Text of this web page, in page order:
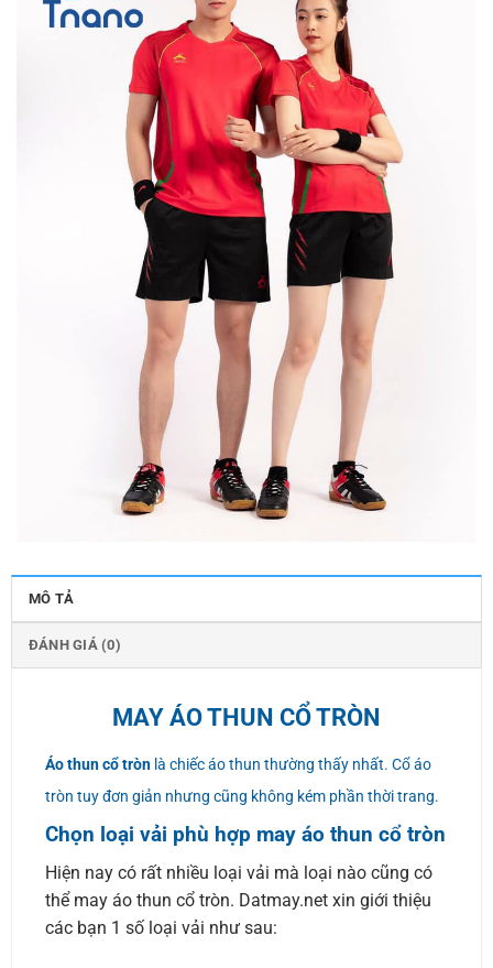
MÔ TẢ
ĐÁNH GIÁ (0)
MAY ÁO THUN CỔ TRÒN
Áo thun cổ trònlà chiếc áo thun thường thấy nhất. Cổ áo
tròn tuy đơn giản nhưng cũng không kém phần thời trang.
Chọn loại vải phù hợp may áo thun cổ tròn
Hiện nay có rất nhiều loại vải mà loại nào cũng có
thể may áo thun cổ tròn. Datmay.net xin giới thiệu
các bạn 1 số loại vải như sau: